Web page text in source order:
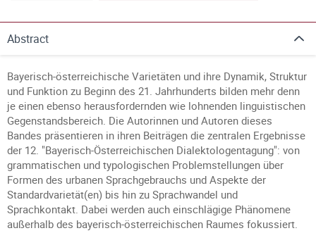
Abstract
Bayerisch-österreichische Varietäten und ihre Dynamik, Struktur
und Funktion zu Beginn des 21. Jahrhunderts bilden mehr denn
je einen ebenso herausfordernden wie lohnenden linguistischen
Gegenstandsbereich. Die Autorinnen und Autoren dieses
Bandes präsentieren in ihren Beiträgen die zentralen Ergebnisse
der 12. "Bayerisch-Österreichischen Dialektologentagung": von
grammatischen und typologischen Problemstellungen über
Formen des urbanen Sprachgebrauchs und Aspekte der
Standardvarietät(en) bis hin zu Sprachwandel und
Sprachkontakt. Dabei werden auch einschlägige Phänomene
außerhalb des bayerisch-österreichischen Raumes fokussiert.